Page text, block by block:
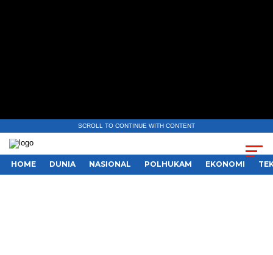
SCROLL TO CONTINUE WITH CONTENT
HOME DUNIA NASIONAL POLHUKAM EKONOMI